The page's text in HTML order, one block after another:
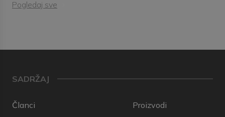
Pogledaj sve
SADRŽAJ
Članci
Proizvodi